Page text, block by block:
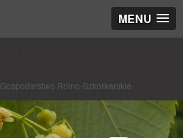
MENU
Gospodarstwo Rolno-Szkółkarskie